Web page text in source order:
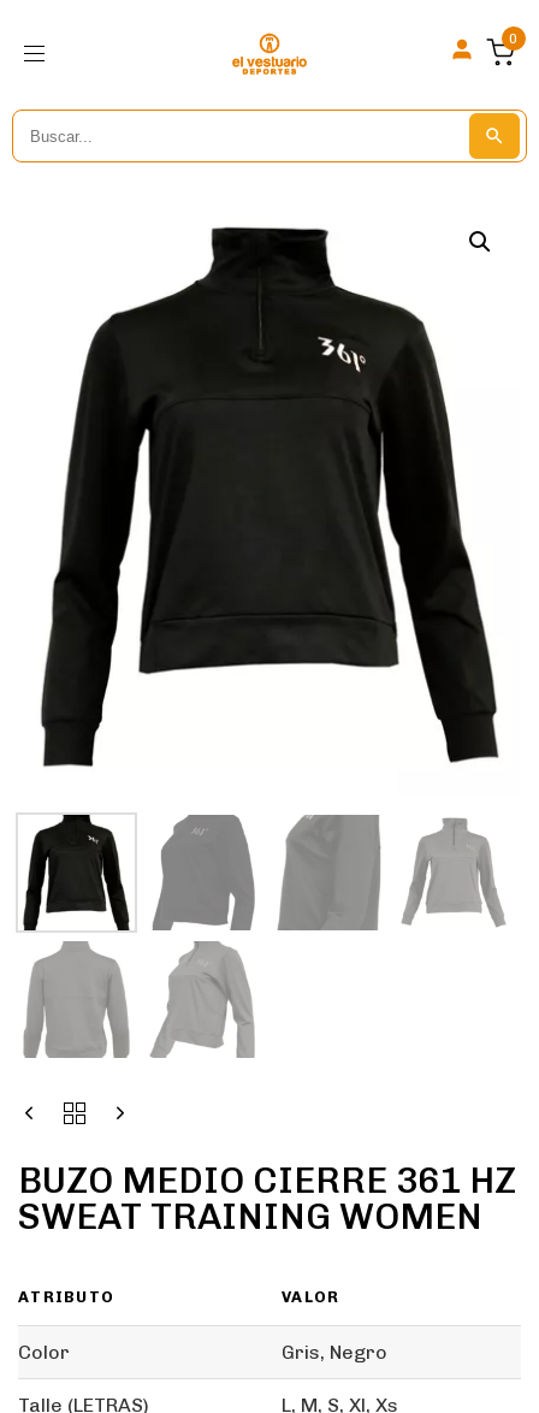
0
Search
for:
Search
BUZO MEDIO CIERRE 361 HZ
SWEAT TRAINING WOMEN
ATRIBUTO VALOR
Color Gris, Negro
Talle (LETRAS) L, M, S, Xl, Xs